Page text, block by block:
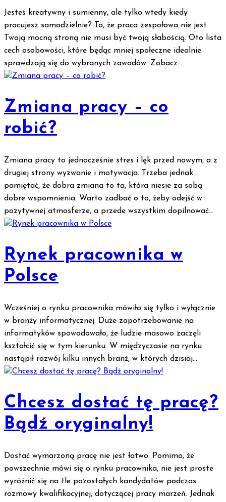
Jesteś kreatywny i sumienny, ale tylko wtedy kiedy
pracujesz samodzielnie? To, że praca zespołowa nie jest
Twoją mocną stroną nie musi być twoją słabością. Oto lista
cech osobowości, które będąc mniej społeczne idealnie
sprawdzają się do wybranych zawodów. Zobacz...
Zmiana pracy – co
robić?
Zmiana pracy to jednocześnie stres i lęk przed nowym, a z
drugiej strony wyzwanie i motywacja. Trzeba jednak
pamiętać, że dobra zmiana to ta, która niesie za sobą
dobre wspomnienia. Warto zadbać o to, żeby odejść w
pozytywnej atmosferze, a przede wszystkim dopilnować...
Rynek pracownika w
Polsce
Wcześniej o rynku pracownika mówiło się tylko i wyłącznie
w branży informatycznej. Duże zapotrzebowanie na
informatyków spowodowało, że ludzie masowo zaczęli
kształcić się w tym kierunku. W międzyczasie na rynku
nastąpił rozwój kilku innych branż, w których dzisiaj...
Chcesz dostać tę pracę?
Bądź oryginalny!
Dostać wymarzoną pracę nie jest łatwo. Pomimo, że
powszechnie mówi się o rynku pracownika, nie jest proste
wyróżnić się na tle pozostałych kandydatów podczas
rozmowy kwalifikacyjnej, dotyczącej pracy marzeń. Jednak